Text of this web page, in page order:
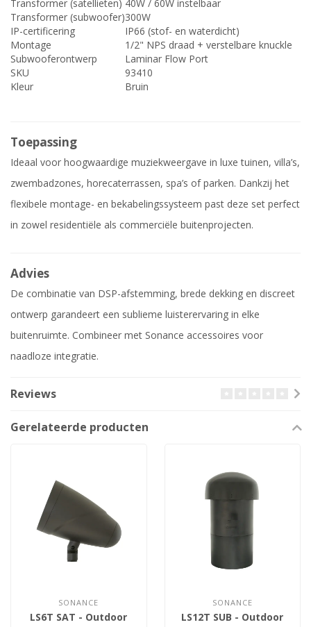
Transformer (satellieten) 40W / 60W instelbaar
Transformer (subwoofer)300W
IP-certificering
IP66 (stof- en waterdicht)
Montage
1/2" NPS draad + verstelbare knuckle
Subwooferontwerp
Laminar Flow Port
SKU
93410
Kleur
Bruin
Toepassing
Ideaal voor hoogwaardige muziekweergave in luxe tuinen, villa’s,
zwembadzones, horecaterrassen, spa’s of parken. Dankzij het
flexibele montage- en bekabelingssysteem past deze set perfect
in zowel residentiële als commerciële buitenprojecten.
Advies
De combinatie van DSP-afstemming, brede dekking en discreet
ontwerp garandeert een sublieme luisterervaring in elke
buitenruimte. Combineer met Sonance accessoires voor
naadloze integratie.
Reviews
Gerelateerde producten
SONANCE
LS6T SAT - Outdoor
SONANCE
LS12T SUB - Outdoor